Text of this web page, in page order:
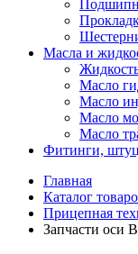
Масла и
Масло
Масло
Масло
Масло
Фитинги,
Главная
Каталог
Прицепная
Запчасти оси